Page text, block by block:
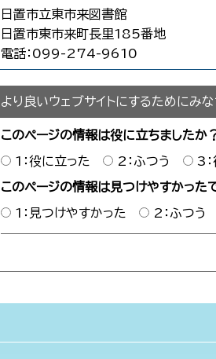
日置市立東市来図書館
日置市東市来町長里185番地
電話：099-274-9610
より良いウェブサイトにするためにみ
このページの情報は役に立ちましたか
1：役に立った 2：ふつう 3
このページの情報は見つけやすかった
1：見つけやすかった 2：ふつう